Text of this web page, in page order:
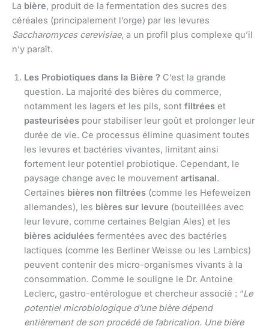
La bière, produit de la fermentation des sucres des
céréales (principalement l’orge) par les levures
Saccharomyces cerevisiae, a un profil plus complexe qu’il
n’y paraît.
Les Probiotiques dans la Bière ? C’est la grande
question. La majorité des bières du commerce,
notamment les lagers et les pils, sont filtrées et
pasteurisées pour stabiliser leur goût et prolonger leur
durée de vie. Ce processus élimine quasiment toutes
les levures et bactéries vivantes, limitant ainsi
fortement leur potentiel probiotique. Cependant, le
paysage change avec le mouvement artisanal.
Certaines bières non filtrées (comme les Hefeweizen
allemandes), les bières sur levure (bouteillées avec
leur levure, comme certaines Belgian Ales) et les
bières acidulées fermentées avec des bactéries
lactiques (comme les Berliner Weisse ou les Lambics)
peuvent contenir des micro-organismes vivants à la
consommation. Comme le souligne le Dr. Antoine
Leclerc, gastro-entérologue et chercheur associé : “Le
potentiel microbiologique d’une bière dépend
entièrement de son procédé de fabrication. Une bière